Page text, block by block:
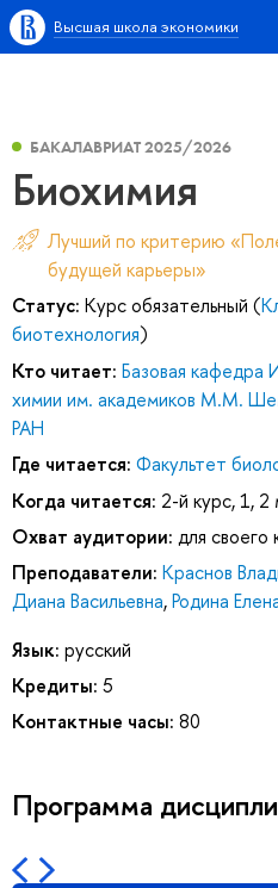
Высшая школа экономики
БАКАЛАВРИАТ 2025/2026
Биохимия
Лучший по критерию
будущей карьеры»
Статус: Курс обязательный (
биотехнология)
Кто читает: Базовая кафедра
химии им. академиков М.М.
РАН
Где читается: Факультет
Когда читается: 2-й курс, 1, 2
Охват аудитории: для своего
Преподаватели: Краснов
Диана Васильевна,Родина
Язык: русский
Кредиты: 5
Контактные часы: 80
Программа